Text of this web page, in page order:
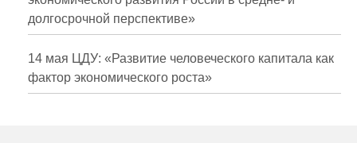
Издания
Проблемы прогнозирования
О журнале
долгосрочной перспективе»
14 мая ЦДУ: «Развитие человеческого капитала как
фактор экономического роста»